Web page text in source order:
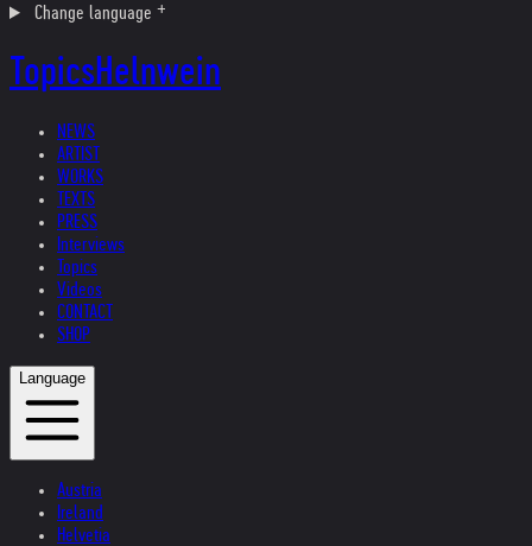
Change language
TopicsHelnwein
NEWS
ARTIST
WORKS
TEXTS
PRESS
Interviews
Topics
Videos
CONTACT
SHOP
Language
Austria
Ireland
Helvetia